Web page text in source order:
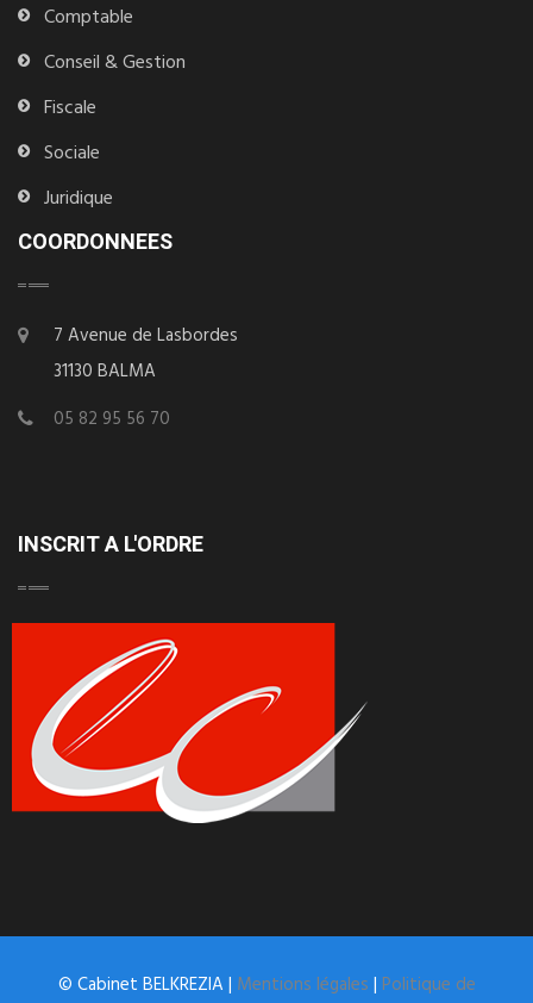
Comptable
Conseil & Gestion
Fiscale
Sociale
Juridique
COORDONNEES
7 Avenue de Lasbordes
31130 BALMA
05 82 95 56 70
INSCRIT A L'ORDRE
© Cabinet BELKREZIA | Mentions légales| Politique de